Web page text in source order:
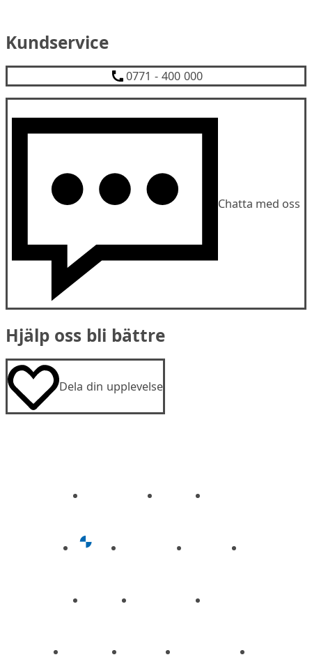
Kundservice
0771 - 400 000
Chatta med oss
Hjälp oss bli bättre
Dela din upplevelse